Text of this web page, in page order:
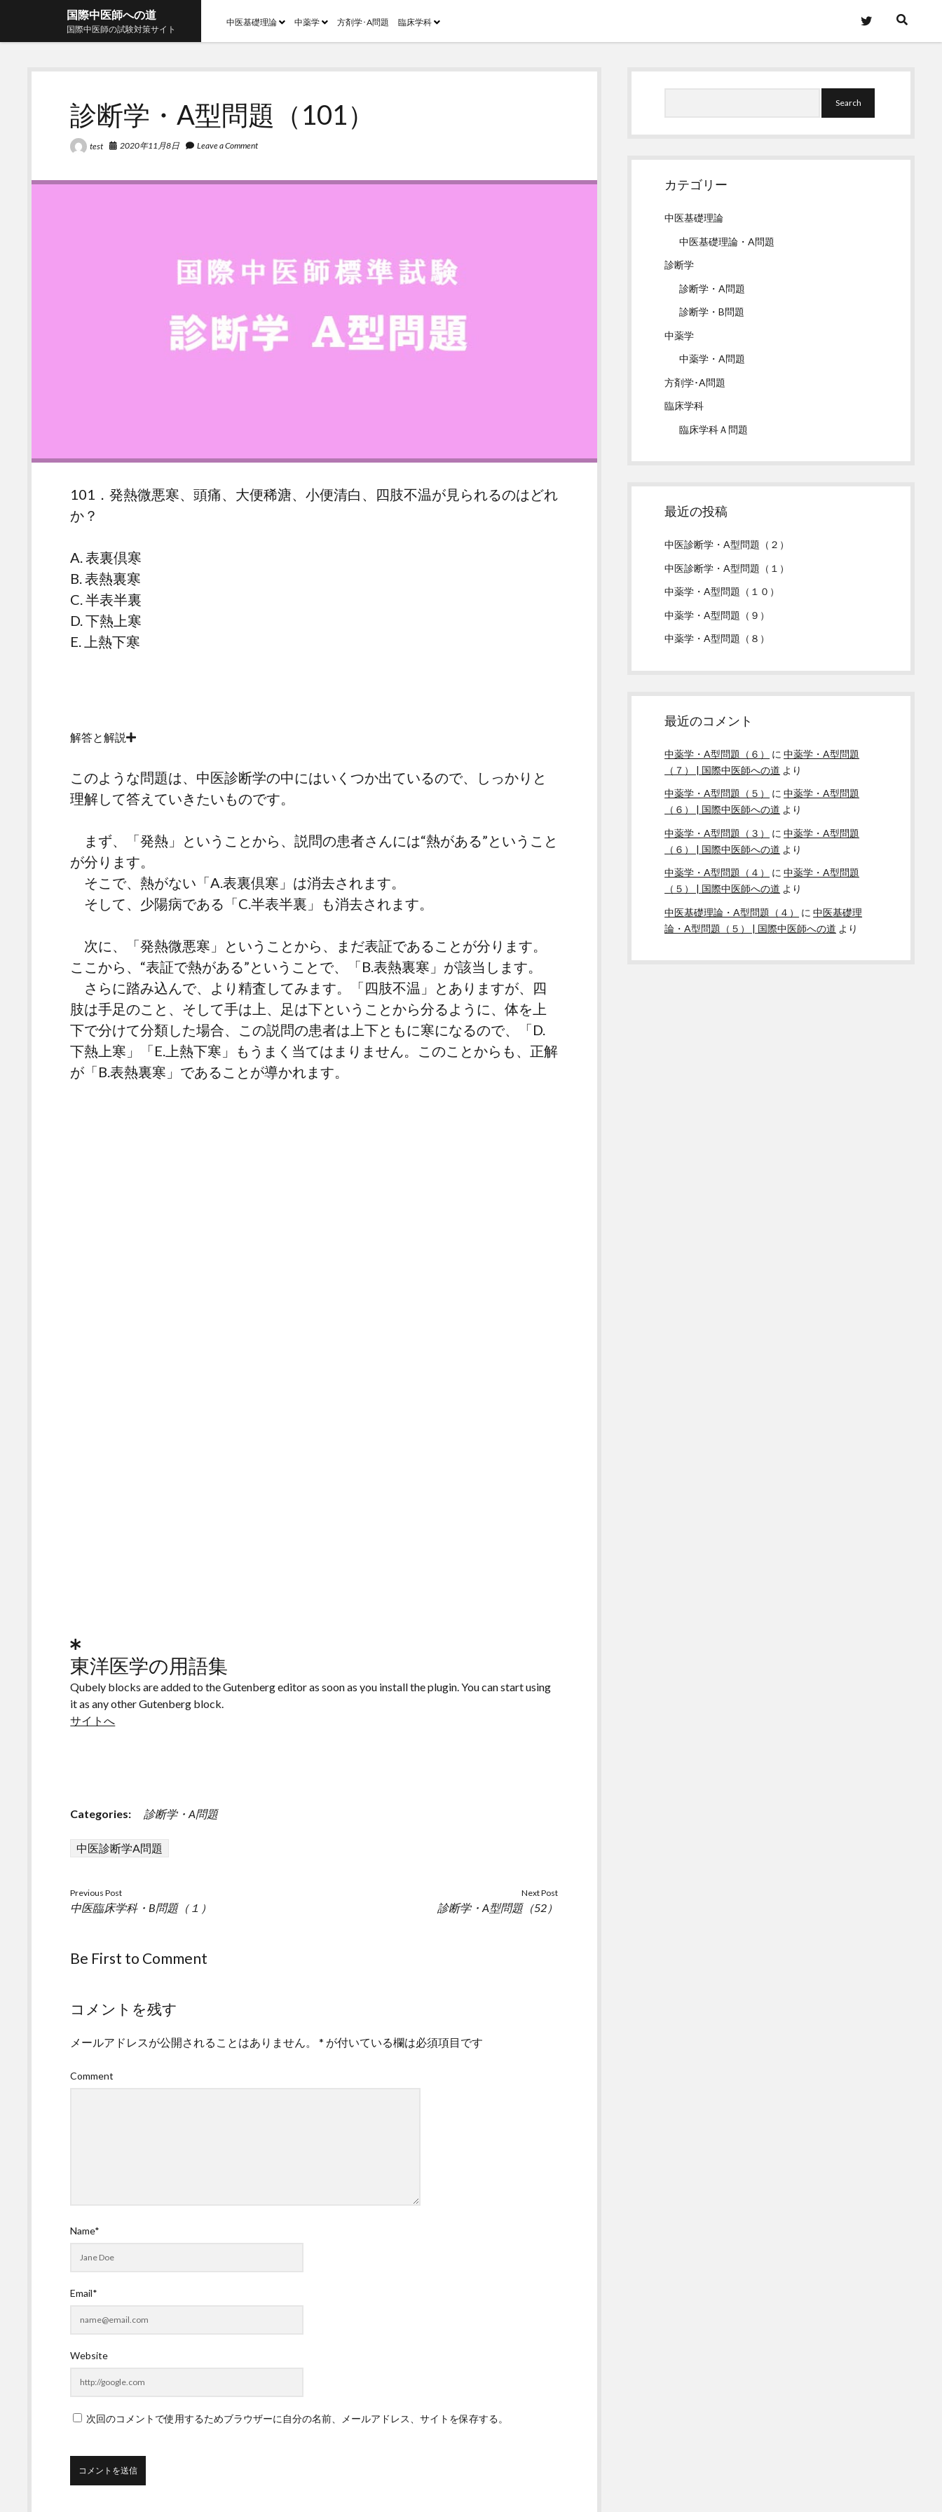
国際中医師への道
国際中医師の試験対策サイト
中医基礎理論 open中薬学 open方剤学･A問題 臨床学科 open
twitter
診断学・A型問題（101）
test 2020年11月8日 Leave a Comment
101．発熱微悪寒、頭痛、大便稀溏、小便清白、四肢不温が見られるのはどれ
か？
A. 表裏倶寒
B. 表熱裏寒
C. 半表半裏
D. 下熱上寒
E. 上熱下寒
解答と解説
このような問題は、中医診断学の中にはいくつか出ているので、しっかりと
理解して答えていきたいものです。
まず、「発熱」ということから、説問の患者さんには“熱がある”ということ
が分ります。
そこで、熱がない「A.表裏倶寒」は消去されます。
そして、少陽病である「C.半表半裏」も消去されます。
次に、「発熱微悪寒」ということから、まだ表証であることが分ります。
ここから、“表証で熱がある”ということで、「B.表熱裏寒」が該当します。
さらに踏み込んで、より精査してみます。「四肢不温」とありますが、四
肢は手足のこと、そして手は上、足は下ということから分るように、体を上
下で分けて分類した場合、この説問の患者は上下ともに寒になるので、「D.
下熱上寒」「E.上熱下寒」もうまく当てはまりません。このことからも、正解
が「B.表熱裏寒」であることが導かれます。
東洋医学の用語集
Qubely blocks are added to the Gutenberg editor as soon as you install the plugin. You can start using
it as any other Gutenberg block.
サイトへ
Categories: 診断学・A問題
中医診断学A問題
Previous Post
中医臨床学科・B問題（１）
Next Post
診断学・A型問題（52）
Be First to Comment
コメントを残す
メールアドレスが公開されることはありません。 * が付いている欄は必須項目です
Comment
Name*
Email*
Website
次回のコメントで使用するためブラウザーに自分の名前、メールアドレス、サイトを保存する。
Sidebar
カテゴリー
中医基礎理論
中医基礎理論・A問題
診断学
診断学・A問題
診断学・B問題
中薬学
中薬学・A問題
方剤学･A問題
臨床学科
臨床学科Ａ問題
最近の投稿
中医診断学・A型問題（２）
中医診断学・A型問題（１）
中薬学・A型問題（１０）
中薬学・A型問題（９）
中薬学・A型問題（８）
最近のコメント
中薬学・A型問題（６） に中薬学・A型問題
（７） | 国際中医師への道 より
中薬学・A型問題（５）
に中薬学・A型問題
（６） | 国際中医師への道 より
中薬学・A型問題（３）
に中薬学・A型問題
（６） | 国際中医師への道 より
中薬学・A型問題（４）
に中薬学・A型問題
（５） | 国際中医師への道 より
中医基礎理論・A型問題（４）
に中医基礎理
論・A型問題（５） | 国際中医師への道 より